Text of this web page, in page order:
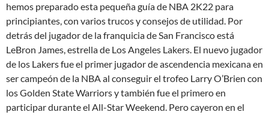
hemos preparado esta pequeña guía de NBA 2K22 para
principiantes, con varios trucos y consejos de utilidad. Por
detrás del jugador de la franquicia de San Francisco está
LeBron James, estrella de Los Angeles Lakers. El nuevo jugador
de los Lakers fue el primer jugador de ascendencia mexicana en
ser campeón de la NBA al conseguir el trofeo Larry O’Brien con
los Golden State Warriors y también fue el primero en
participar durante el All-Star Weekend. Pero cayeron en el